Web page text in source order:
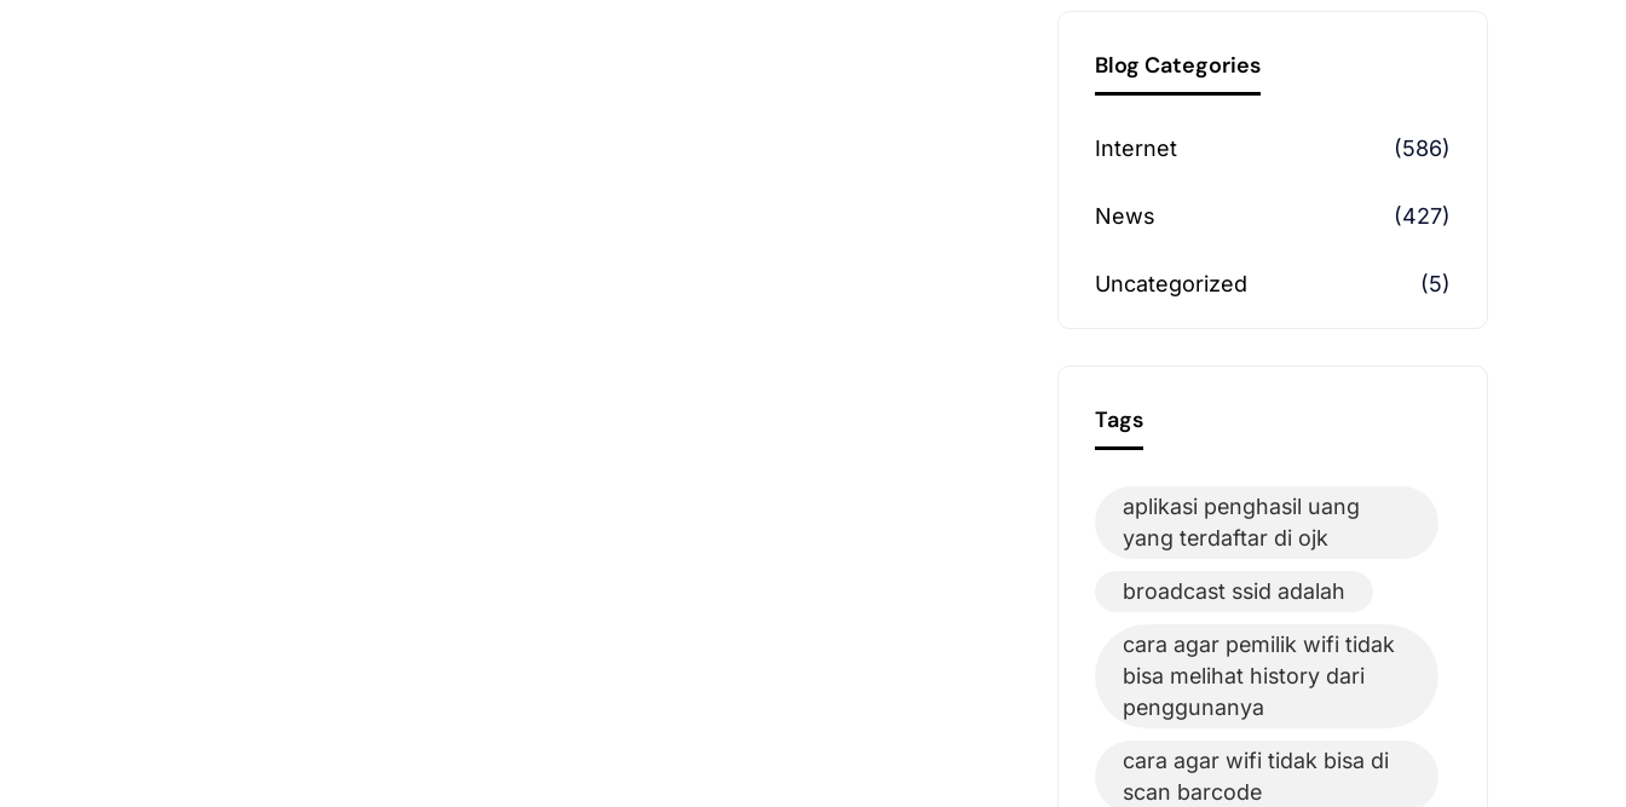
Blog Categories
Internet (586)
News (427)
Uncategorized (5)
Tags
aplikasi penghasil uang
yang terdaftar di ojk
broadcast ssid adalah
cara agar pemilik wifi tidak
bisa melihat history dari
penggunanya
cara agar wifi tidak bisa di
scan barcode